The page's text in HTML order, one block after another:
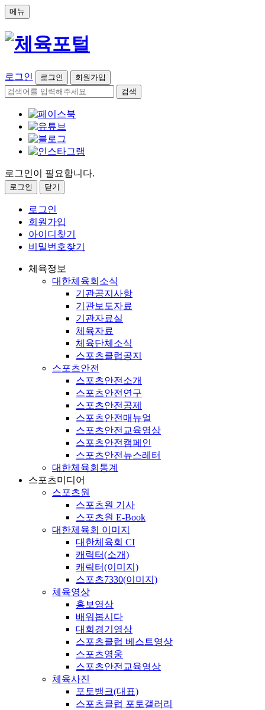
메뉴
로그인 로그인
회원가입
검색
로그인이 필요합니다.
로그인 닫기
로그인
회원가입
아이디찾기
비밀번호찾기
체육정보
대한체육회소식
기관공지사항
기관보도자료
기관자료실
체육자료
체육단체소식
스포츠클럽공지
스포츠안전
스포츠안전소개
스포츠안전연구
스포츠안전공제
스포츠안전매뉴얼
스포츠안전교육영상
스포츠안전캠페인
스포츠안전뉴스레터
대한체육회통계
스포츠미디어
스포츠원
스포츠원 기사
스포츠원 E-Book
대한체육회 이미지
대한체육회 CI
캐릭터(소개)
캐릭터(이미지)
스포츠7330(이미지)
체육영상
홍보영상
배워봅시다
대회경기영상
스포츠클럽 베스트영상
스포츠영웅
스포츠안전교육영상
체육사진
포토뱅크(대표)
스포츠클럽 포토갤러리